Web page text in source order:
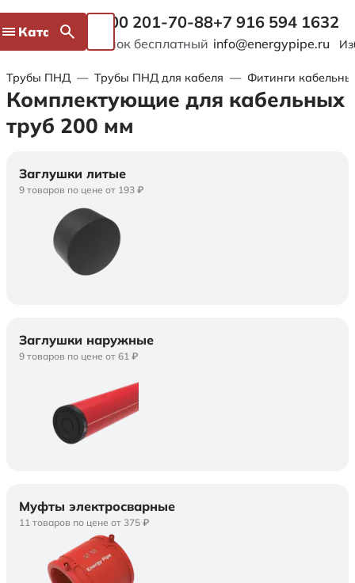
Каталог 8 800 201-70-88
Звонок бесплатный
+7 916 594 1632
info@energypipe.ru
Трубы ПНД — Трубы ПНД для кабеля — Фитинги
Комплектующие для кабельных
труб 200 мм
Заглушки литые
9 товаров по цене от 193 ₽
Заглушки наружные
9 товаров по цене от 61 ₽
Муфты электросварные
11 товаров по цене от 375 ₽